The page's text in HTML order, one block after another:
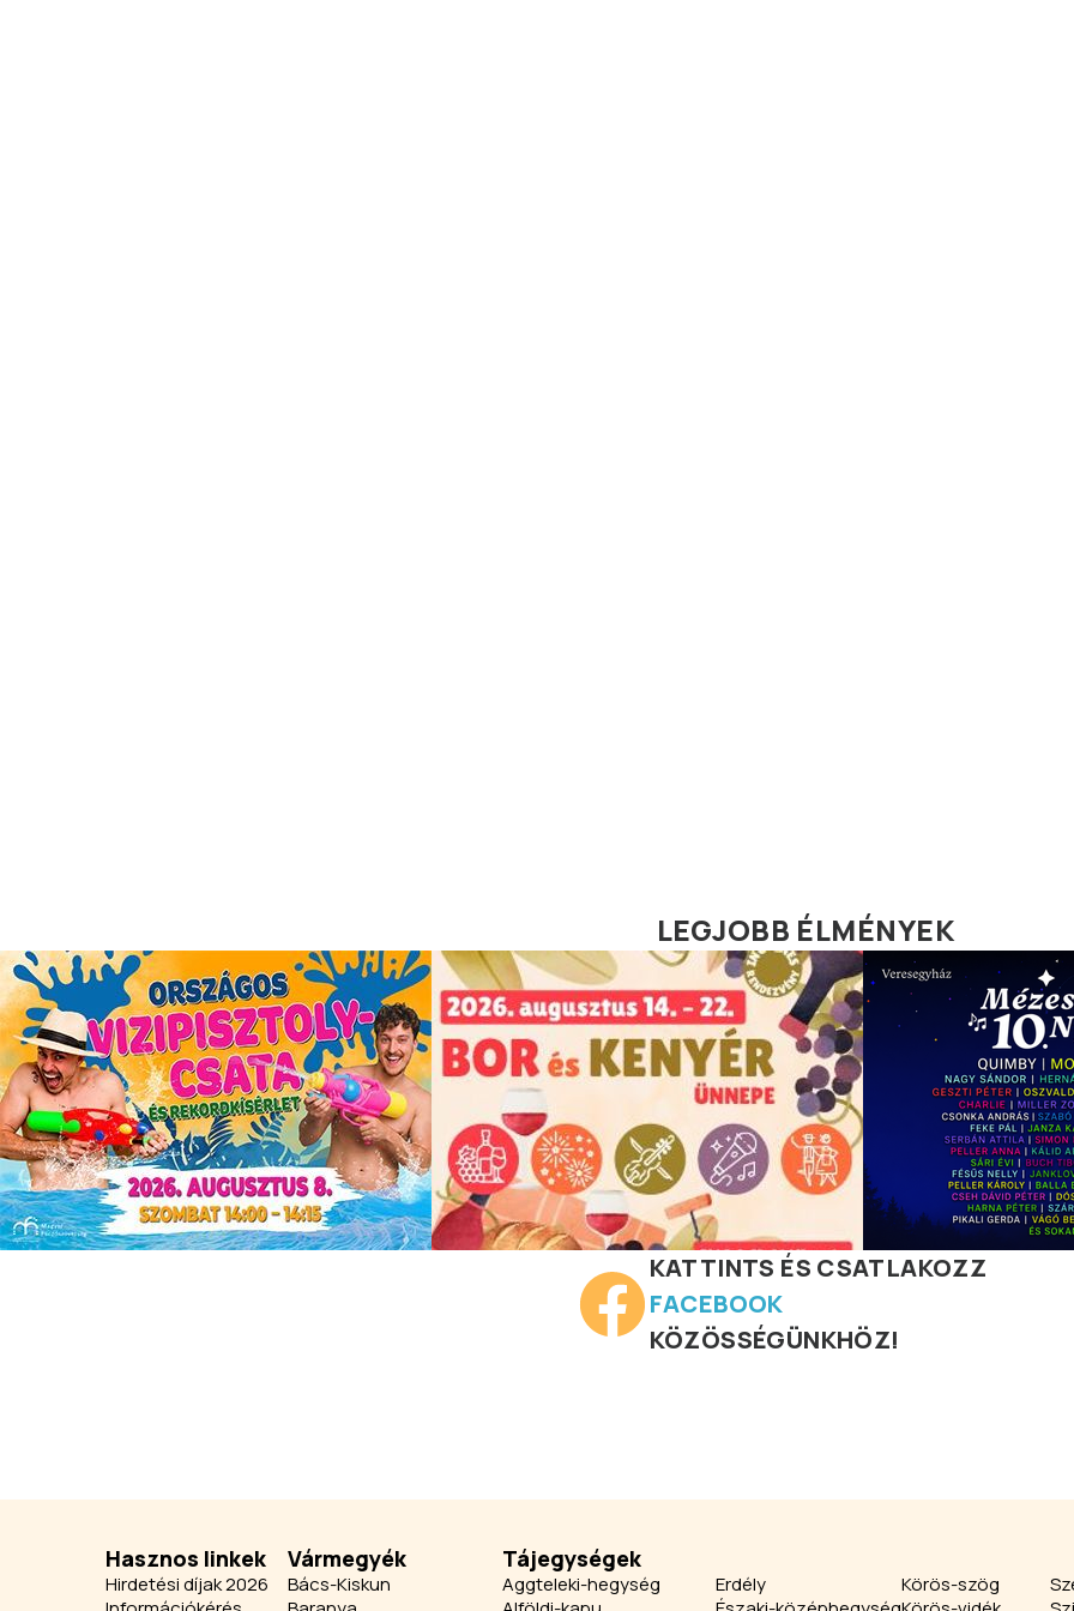
LEGJOBB ÉLMÉNYEK
KATTINTS ÉS CSATLAKOZZ
FACEBOOK
KÖZÖSSÉGÜNKHÖZ!
Hasznos linkek
Hirdetési díjak 2026
Vármegyék
Bács-Kiskun
Tájegységek
Aggteleki-hegység
Erdély
Körös-szög